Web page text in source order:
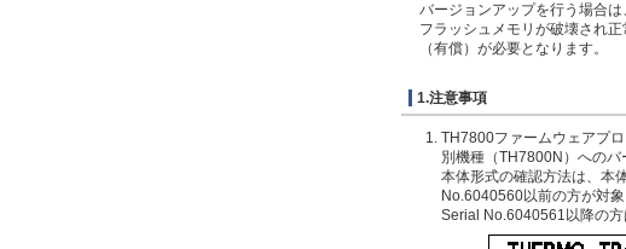
バージョンアップを行う場合
フラッシュメモリが破壊され
（有償）が必要となります。
1.注意事項
TH7800ファームウェアプ
別機種（TH7800N）へのバ
本体形式の確認方法は、本
No.6040560以前の方が対象
Serial No.6040561以降の方